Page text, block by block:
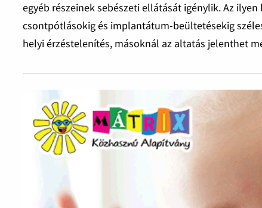
egyéb részeinek sebészeti ellátását igénylik. Az
csontpótlásokig és implantátum-beültetésekig
helyi érzéstelenítés, másoknál az altatás jelenthet